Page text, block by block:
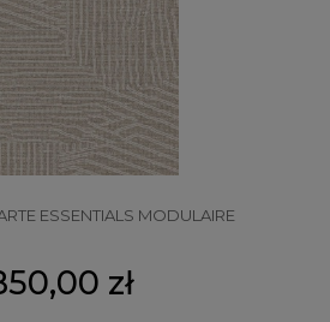
ESSENTIALS MODULAIRE
zł